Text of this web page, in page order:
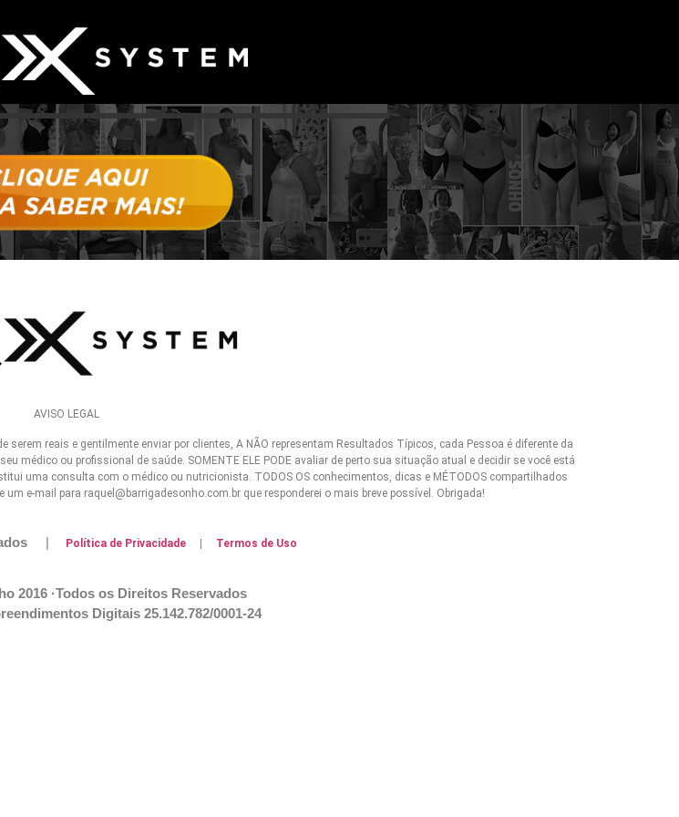
AVISO LEGAL
reais e gentilmente enviar por clientes, A NÃO representam Resultados Típicos, cada Pessoa é diferente da
médico ou profissional de saúde. SOMENTE ELE PODE avaliar de perto sua situação atual e decidir se você está
uma consulta com o médico ou nutricionista. TODOS OS conhecimentos, dicas e MÉTODOS compartilhados
e-mail para raquel@barrigadesonho.com.br que responderei o mais breve possível. Obrigada!
| Política de Privacidade Termos de Uso
2016 ·Todos os Direitos Reservados
Digitais 25.142.782/0001-24